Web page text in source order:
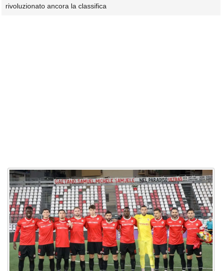
rivoluzionato ancora la classifica